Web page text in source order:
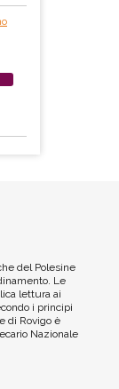
del Polesine
Le
lettura ai
i principi
di Rovigo è
Nazionale